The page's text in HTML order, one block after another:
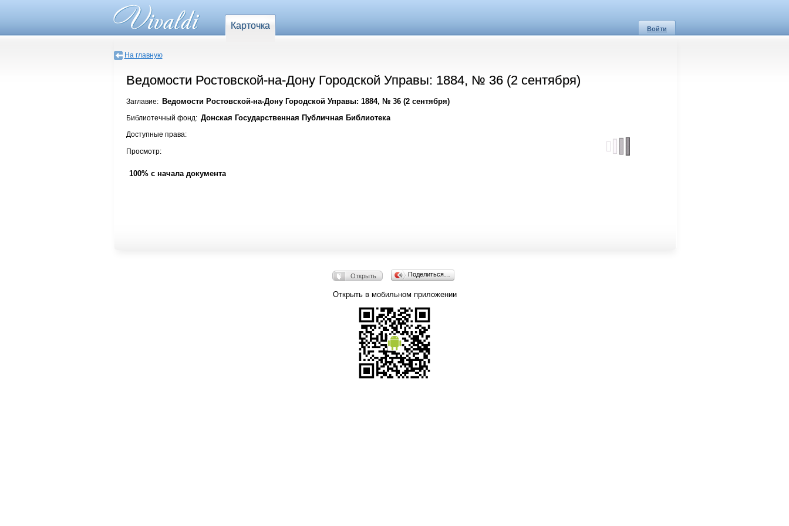
Карточка Войти
На главную
Ведомости Ростовской-на-Дону Городской Управы: 1884, № 36 (2 сентября)
Заглавие: Ведомости Ростовской-на-Дону Городской Управы: 1884, № 36 (2 сентября)
Библиотечный фонд: Донская Государственная Публичная Библиотека
Доступные права:
Просмотр:
100% с начала документа
Открыть Поделиться…
Открыть в мобильном приложении